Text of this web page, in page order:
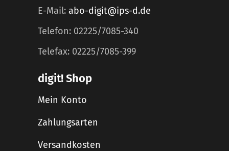
E-Mail: abo-digit@ips-d.de
Telefon: 02225/7085-340
Telefax: 02225/7085-399
digit! Shop
Mein Konto
Zahlungsarten
Versandkosten